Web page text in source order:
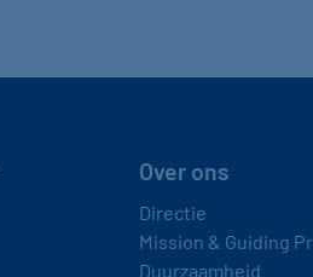
Over ons
Directie
Mission & Guiding
Duurzaamheid